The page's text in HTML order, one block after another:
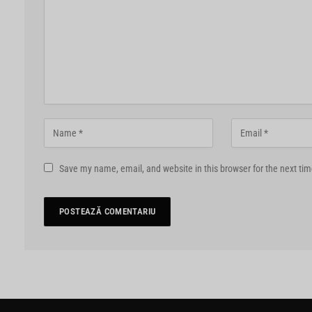
Save my name, email, and website in this browser for the next